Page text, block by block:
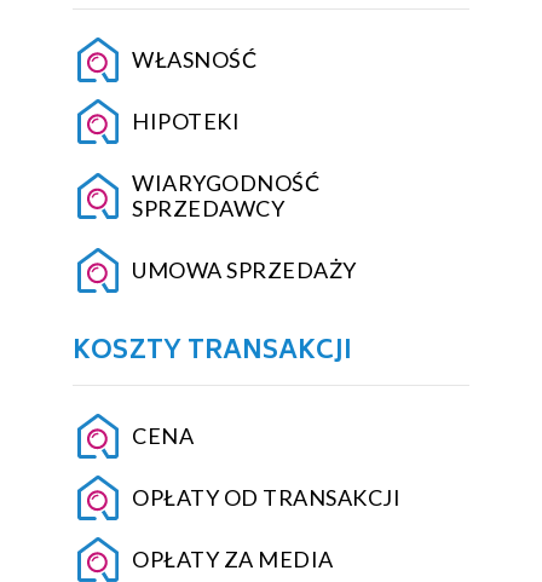
WŁASNOŚĆ
HIPOTEKI
WIARYGODNOŚĆ
SPRZEDAWCY
UMOWA SPRZEDAŻY
KOSZTY TRANSAKCJI
CENA
OPŁATY OD TRANSAKCJI
OPŁATY ZA MEDIA